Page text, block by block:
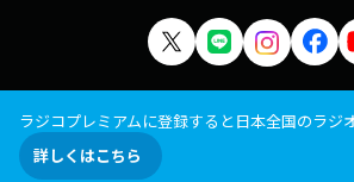
ラジコプレミアムに登録すると日本全国のラジ
詳しくはこちら